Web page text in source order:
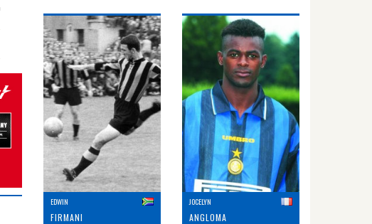
EDWIN
FIRMANI
JOCELYN
ANGLOMA